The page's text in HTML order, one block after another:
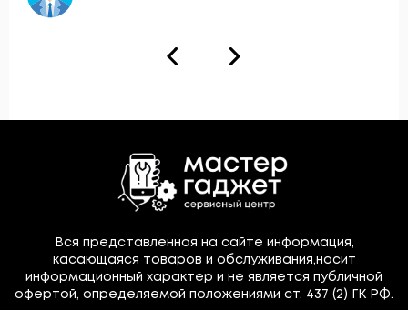
Вся представленная на сайте информация,
касающаяся товаров и обслуживания,носит
информационный характер и не является публичной
офертой, определяемой положениями ст. 437 (2) ГК РФ.